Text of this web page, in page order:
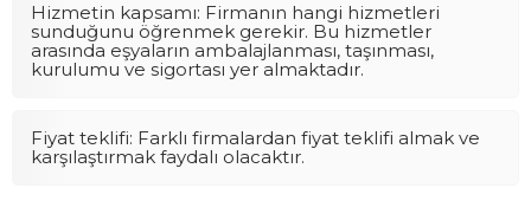
Hizmetin kapsamı: Firmanın hangi hizmetleri
sunduğunu öğrenmek gerekir. Bu hizmetler
arasında eşyaların ambalajlanması, taşınması,
kurulumu ve sigortası yer almaktadır.
Fiyat teklifi: Farklı firmalardan fiyat teklifi almak ve
karşılaştırmak faydalı olacaktır.